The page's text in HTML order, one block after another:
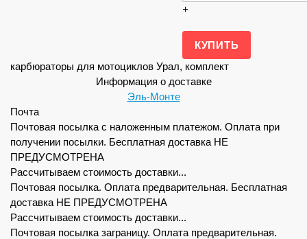
+
карбюраторы для мотоциклов Урал, комплект
Информация о доставке
Эль-Монте
Почта
Почтовая посылка с наложенным платежом. Оплата при
получении посылки. Бесплатная доставка НЕ
ПРЕДУСМОТРЕНА
Рассчитываем стоимость доставки...
Почтовая посылка. Оплата предварительная. Бесплатная
доставка НЕ ПРЕДУСМОТРЕНА
Рассчитываем стоимость доставки...
Почтовая посылка заграницу. Оплата предварительная.